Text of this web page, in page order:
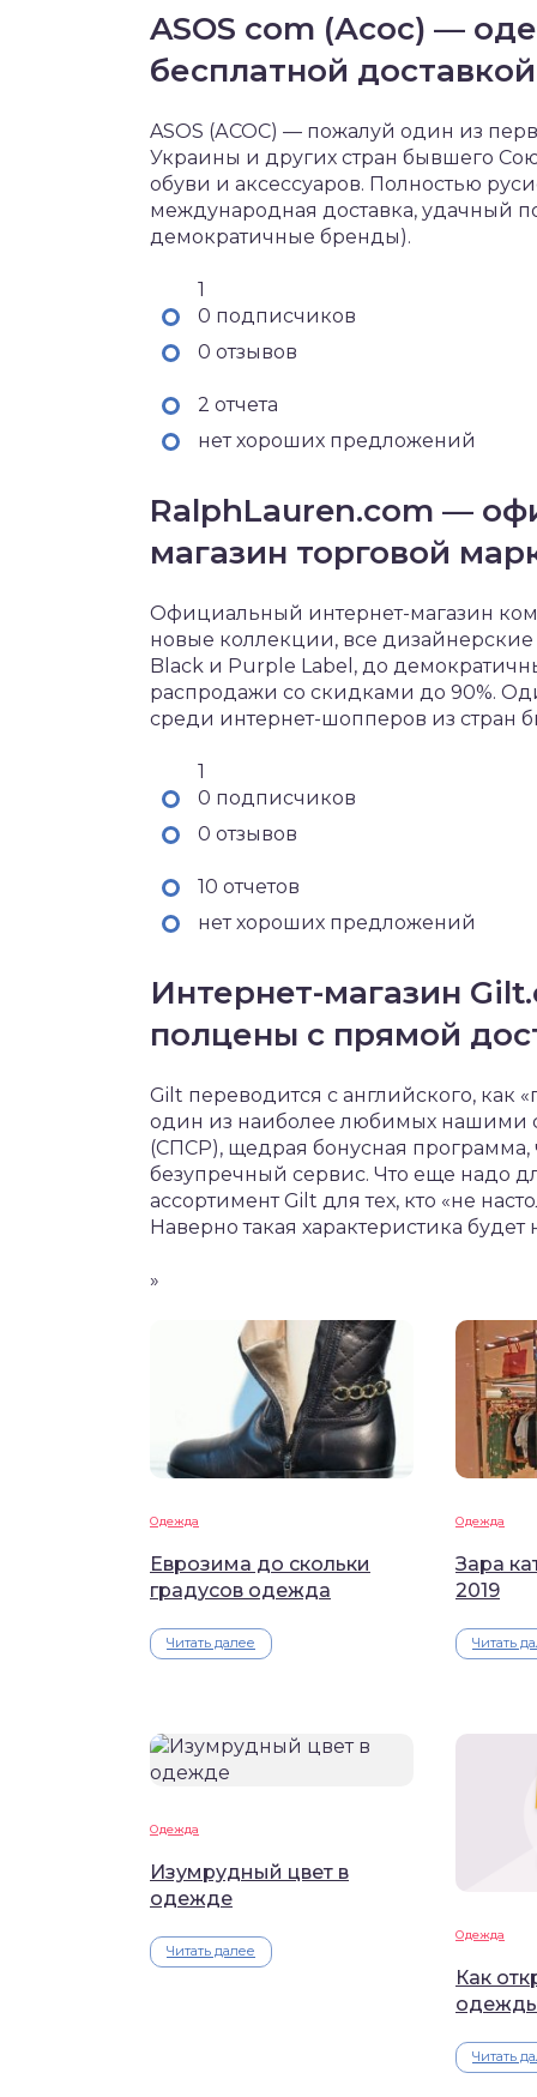
ASOS com (Асос) —
бесплатной
ASOS (АСОС) — пожалуй один из
Украины и других стран бывшего
обуви и аксессуаров. Полностью
международная доставка, удачный
демократичные бренды).
1
0 подписчиков
0 отзывов
2 отчета
нет хороших предложений
RalphLauren.com —
магазин торговой
Официальный интернет-магазин
новые коллекции, все дизайнерские
Black и Purple Label, до
распродажи со скидками до 90%.
среди интернет-шопперов из стран
1
0 подписчиков
0 отзывов
10 отчетов
нет хороших предложений
Интернет-магазин
полцены с прямой
Gilt переводится с английского, как
один из наиболее любимых нашими
(СПСР), щедрая бонусная
безупречный сервис. Что еще надо
ассортимент Gilt для тех, кто «не
Наверно такая характеристика
»
Одежда
Еврозима до скольки
градусов одежда
Читать далее
Одежда
Зара
2019
Читать
Одежда
Изумрудный цвет в
одежде
Читать далее
Одежда
Как
Читать